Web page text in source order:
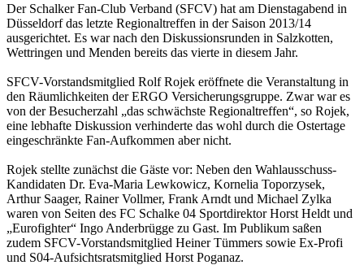
Der Schalker Fan-Club Verband (SFCV) hat am Dienstagabend in
Düsseldorf das letzte Regionaltreffen in der Saison 2013/14
ausgerichtet. Es war nach den Diskussionsrunden in Salzkotten,
Wettringen und Menden bereits das vierte in diesem Jahr.
SFCV-Vorstandsmitglied Rolf Rojek eröffnete die Veranstaltung in
den Räumlichkeiten der ERGO Versicherungsgruppe. Zwar war es
von der Besucherzahl „das schwächste Regionaltreffen“, so Rojek,
eine lebhafte Diskussion verhinderte das wohl durch die Ostertage
eingeschränkte Fan-Aufkommen aber nicht.
Rojek stellte zunächst die Gäste vor: Neben den Wahlausschuss-
Kandidaten Dr. Eva-Maria Lewkowicz, Kornelia Toporzysek,
Arthur Saager, Rainer Vollmer, Frank Arndt und Michael Zylka
waren von Seiten des FC Schalke 04 Sportdirektor Horst Heldt und
„Eurofighter“ Ingo Anderbrügge zu Gast. Im Publikum saßen
zudem SFCV-Vorstandsmitglied Heiner Tümmers sowie Ex-Profi
und S04-Aufsichtsratsmitglied Horst Poganaz.